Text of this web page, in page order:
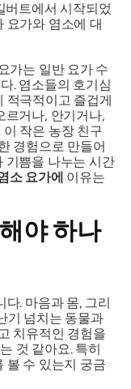
버트에서 시작되었
요가와 염소에 대
가는 일반 요가 수
. 염소들의 호기심
적극적이고 즐겁게
르거나, 안기거나,
작은 농장 친구
경험으로 만들어
기쁨을 나누는 시간
소 요가에 이유는
야 하나
. 마음과 몸, 그리
기 넘치는 동물과
치유적인 경험을
것 같아요. 특히
볼 수 있는지 궁금